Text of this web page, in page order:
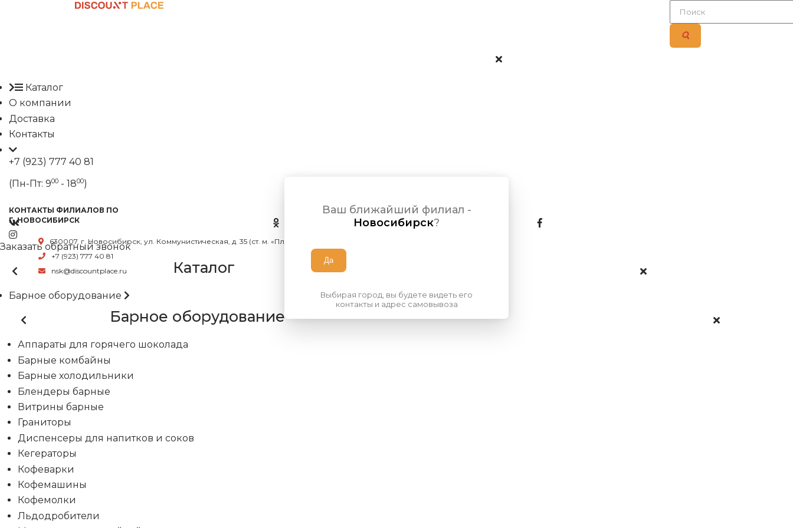
Каталог
О компании
Доставка
Контакты
+7 (923) 777 40 81
(Пн-Пт: 900 - 1800)
КОНТАКТЫ ФИЛИАЛОВ ПО
Г. НОВОСИБИРСК
630007, г. Новосибирск, ул. Коммунистическая, д. 35 (ст. м. «Площадь Ленина»)
+7 (923) 777 40 81
nsk@discountplace.ru
Заказать обратный звонок
Каталог
Барное оборудование
Барное оборудование
Аппараты для горячего шоколада
Барные комбайны
Барные холодильники
Блендеры барные
Витрины барные
Граниторы
Диспенсеры для напитков и соков
Кегераторы
Кофеварки
Кофемашины
Кофемолки
Льдодробители
Ваш ближайший филиал -
Новосибирск?
Выбирая город, вы будете видеть его
контакты и адрес самовывоза